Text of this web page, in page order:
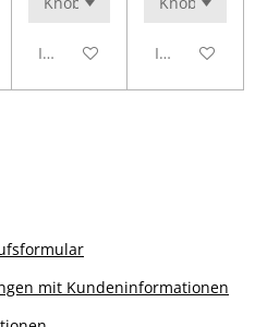
In den WarenkorbIn den
mit Kundeninformationen